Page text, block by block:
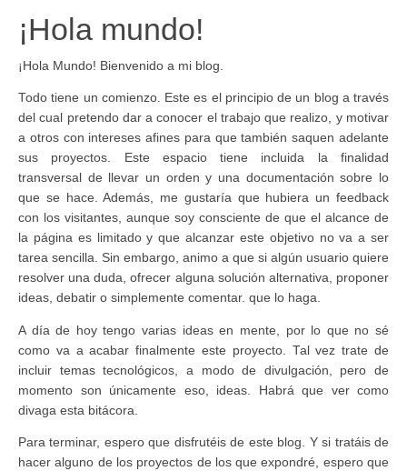
¡Hola mundo!
¡Hola Mundo! Bienvenido a mi blog.
Todo tiene un comienzo. Este es el principio de un blog a través
del cual pretendo dar a conocer el trabajo que realizo, y motivar
a otros con intereses afines para que también saquen adelante
sus proyectos. Este espacio tiene incluida la finalidad
transversal de llevar un orden y una documentación sobre lo
que se hace. Además, me gustaría que hubiera un feedback
con los visitantes, aunque soy consciente de que el alcance de
la página es limitado y que alcanzar este objetivo no va a ser
tarea sencilla. Sin embargo, animo a que si algún usuario quiere
resolver una duda, ofrecer alguna solución alternativa, proponer
ideas, debatir o simplemente comentar. que lo haga.
A día de hoy tengo varias ideas en mente, por lo que no sé
como va a acabar finalmente este proyecto. Tal vez trate de
incluir temas tecnológicos, a modo de divulgación, pero de
momento son únicamente eso, ideas. Habrá que ver como
divaga esta bitácora.
Para terminar, espero que disfrutéis de este blog. Y si tratáis de
hacer alguno de los proyectos de los que expondré, espero que